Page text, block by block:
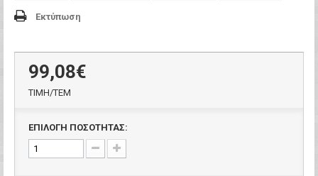
Εκτύπωση
99,08€
ΤΙΜH/ΤΕΜ
ΕΠΙΛΟΓΗ ΠΟΣΟΤΗΤΑΣ: